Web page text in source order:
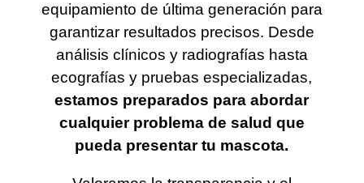
equipamiento de última generación para
garantizar resultados precisos. Desde
análisis clínicos y radiografías hasta
ecografías y pruebas especializadas,
estamos preparados para abordar
cualquier problema de salud que
pueda presentar tu mascota.